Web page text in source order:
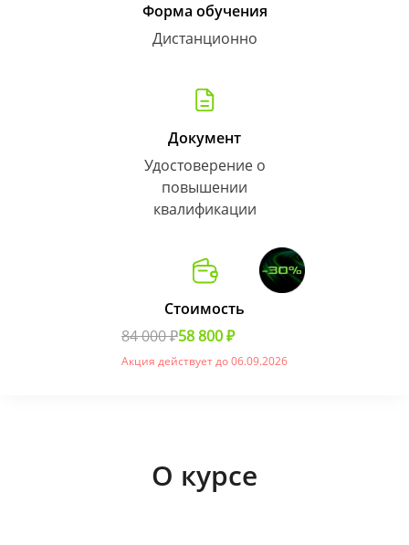
Форма обучения
Дистанционно
Документ
Удостоверение о
повышении
квалификации
Стоимость
84 000 ₽58 800 ₽
Акция действует до 06.09.2026
О курсе